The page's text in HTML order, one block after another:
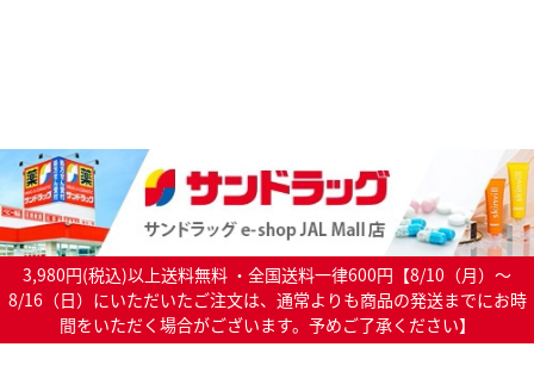
3,980円(税込)以上送料無料 ・全国送料一律600円【8/10（月）～
8/16（日）にいただいたご注文は、通常よりも商品の発送までにお時
間をいただく場合がございます。予めご了承ください】